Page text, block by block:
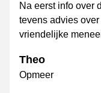
Na eerst info over
tevens advies
vriendelijke
Theo
Opmeer